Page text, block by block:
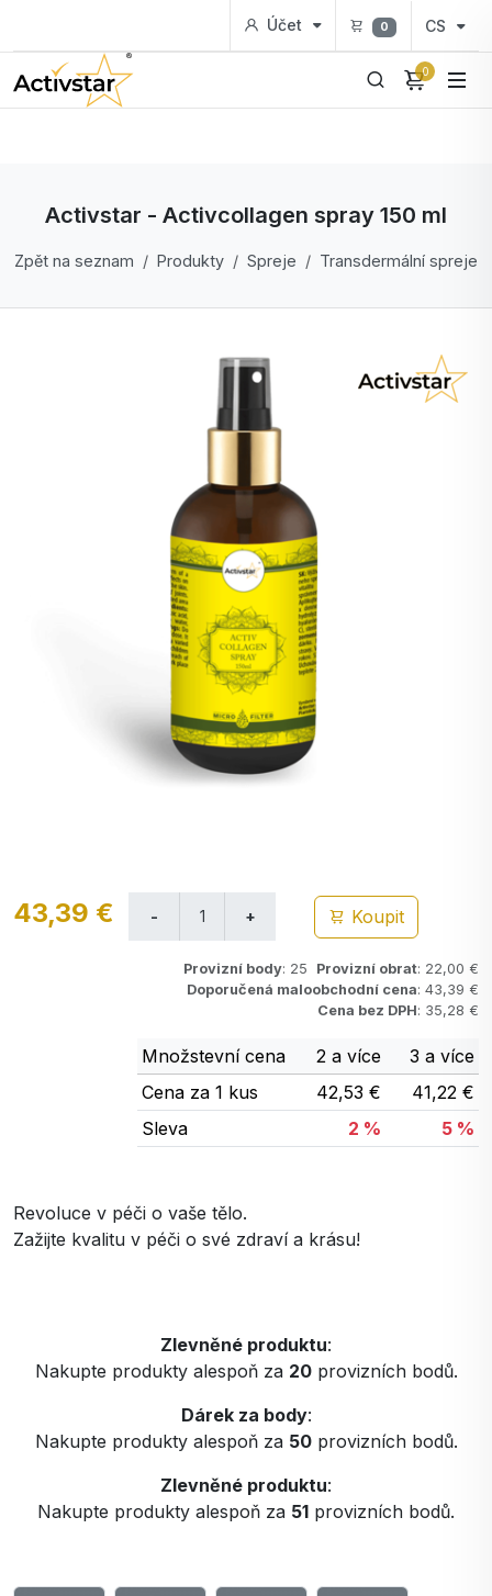
Účet 0 CS
0
Activstar - Activcollagen spray 150 ml
Zpět na seznam Produkty Spreje Transdermální spreje
43,39 € Koupit
Provizní body: 25 Provizní obrat: 22,00 €
Doporučená maloobchodní cena: 43,39 €
Cena bez DPH: 35,28 €
Množstevní cena 2 a více
3 a více
Cena za 1 kus
42,53 €
41,22 €
Sleva
2 % 5 %
Revoluce v péči o vaše tělo.
Zažijte kvalitu v péči o své zdraví a krásu!
Zlevněné produktu:
Nakupte produkty alespoň za 20provizních bodů.
Dárek za body:
Nakupte produkty alespoň za 50provizních bodů.
Zlevněné produktu:
Nakupte produkty alespoň za 51 provizních bodů.